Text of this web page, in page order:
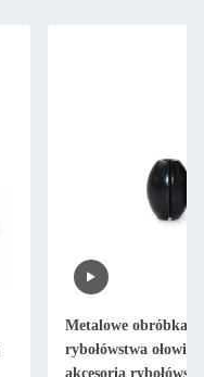
Metalowe obróbka
rybołówstwa ołowiu
akcesoria